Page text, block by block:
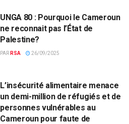
UNGA 80 : Pourquoi le Cameroun
ne reconnait pas l’État de
Palestine?
PAR RSA 26/09/2025
L’insécurité alimentaire menace
un demi-million de réfugiés et de
personnes vulnérables au
Cameroun pour faute de